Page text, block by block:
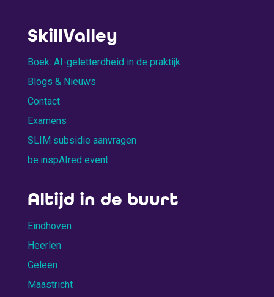
SkillValley
Boek: AI-geletterdheid in de praktijk
Blogs & Nieuws
Contact
Examens
SLIM subsidie aanvragen
be.inspAIred event
Altijd in de buurt
Eindhoven
Heerlen
Geleen
Maastricht